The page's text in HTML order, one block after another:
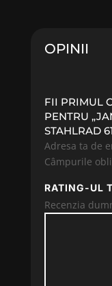
OPINII
FII PRIMUL
PENTRU
STAHLRAD
Adresa ta de
Câmpurile
RATING-UL
Recenzia